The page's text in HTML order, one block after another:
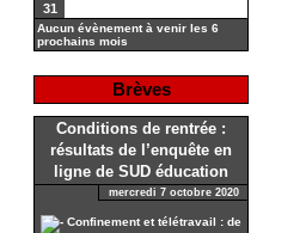
31
Aucun évènement à venir les 6
prochains mois
Brèves
Conditions de rentrée :
résultats de l’enquête en
ligne de SUD éducation
mercredi 7 octobre 2020
Confinement et télétravail : de